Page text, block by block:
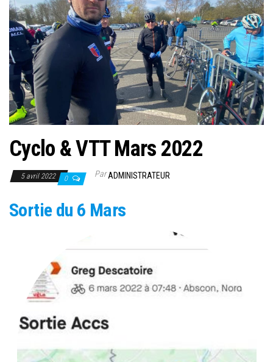
Cyclo & VTT Mars 2022
5 avril 2022 0 ParADMINISTRATEUR
Sortie du 6 Mars